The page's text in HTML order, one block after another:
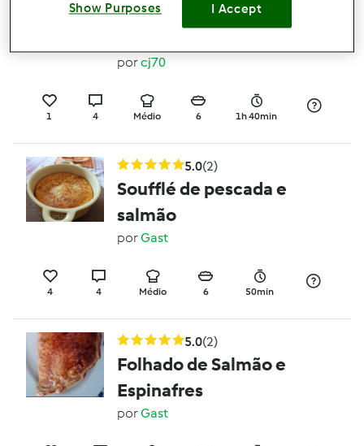
EMPADÃO DE BATATA-
porcj70
1 4 Médio 6 1h 40min
5.0(2)
Soufflé de pescada e
salmão
porGast
4 4 Médio 6 50min
5.0(2)
Folhado de Salmão e
Espinafres
porGast
Show Purposes I Accept